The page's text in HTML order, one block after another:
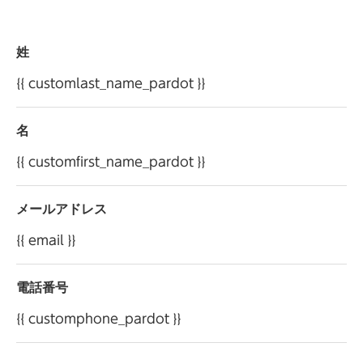
は、本サイトの提供にかかる業務または利用目的の
示する場合がございます。
を求められた場合には、遅滞なくその調査を行い、特
別な理由のない限りこれに応じます。「開示等の求め」
申し出ください。
ください。
姓
{{ customlast_name_pardot }}
名
{{ customfirst_name_pardot }}
メールアドレス
{{ email }}
電話番号
{{ customphone_pardot }}